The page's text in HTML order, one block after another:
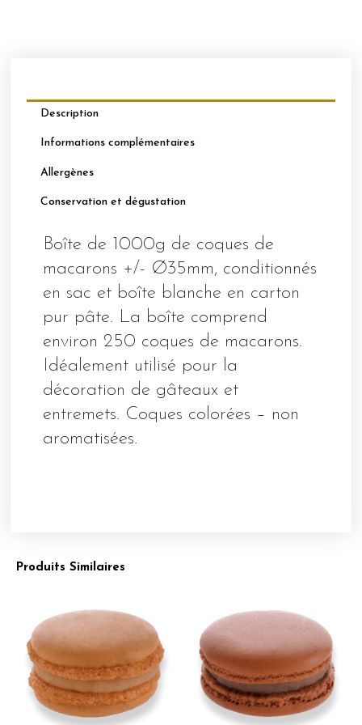
Description
Informations complémentaires
Allergènes
Conservation et dégustation
Boîte de 1000g de coques de
macarons +/- Ø35mm, conditionnés
en sac et boîte blanche en carton
pur pâte. La boîte comprend
environ 250 coques de macarons.
Idéalement utilisé pour la
décoration de gâteaux et
entremets. Coques colorées – non
aromatisées.
Produits Similaires